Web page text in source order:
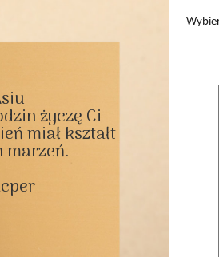
życzę Ci
miał kształt
marzeń.